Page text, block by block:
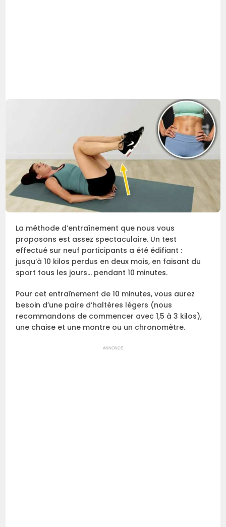
La méthode d’entraînement que nous vous
proposons est assez spectaculaire. Un test
effectué sur neuf participants a été édifiant :
jusqu’à 10 kilos perdus en deux mois, en faisant du
sport tous les jours… pendant 10 minutes.
Pour cet entraînement de 10 minutes, vous aurez
besoin d’une paire d’haltères légers (nous
recommandons de commencer avec 1,5 à 3 kilos),
une chaise et une montre ou un chronomètre.
ANNONCE